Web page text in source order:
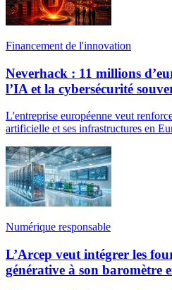
Financement de l'innovation
Neverhack : 11 millions
l’IA et la cybersécurité
L'entreprise européenne veut
artificielle et ses infrastructures en
Numérique responsable
L’Arcep veut intégrer les
générative à son baromètre